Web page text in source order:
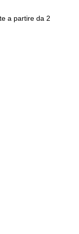
a partire da 2